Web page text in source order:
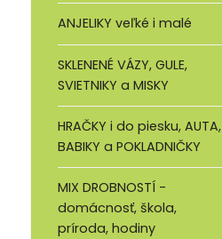
ANJELIKY veľké i malé
SKLENENÉ VÁZY, GULE,
SVIETNIKY a MISKY
HRAČKY i do piesku, AUTA,
BABIKY a POKLADNIČKY
MIX DROBNOSTÍ -
domácnosť, škola,
príroda, hodiny